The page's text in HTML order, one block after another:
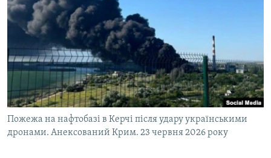
ДЕПОРТАЦІЯ
ВІДЕОУРОКИ «ELIFBE»
СВІДЧЕННЯ ОКУПАЦІЇ
УКРАЇНСЬКА ПРОБЛЕМА КРИМУ
ІНФОГРАФІКА
ЯК ОБІЙТИ БЛОКУВАННЯ
Русский
Qırımtatar
ДОЛУЧАЙСЯ!
Пожежа на нафтобазі в Керчі після удару українськими
дронами. Анексований Крим. 23 червня 2026 року